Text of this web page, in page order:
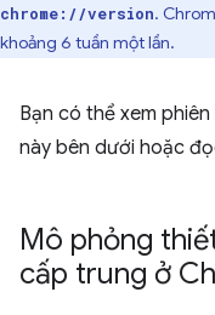
chrome://version.
khoảng 6 tuần một lần.
Bạn có thể xem
này bên dưới hoặc
Mô phỏng
cấp trung ở